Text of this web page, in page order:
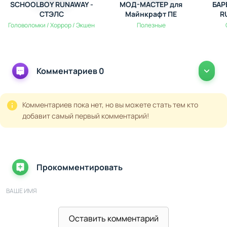
максимум от кооперативного опыта.
SCHOOLBOY RUNAWAY -
СТЭЛС
Головоломки / Хоррор / Экшен
МОД-МАСТЕР для
Майнкрафт ПЕ
Полезные
Комментариев 0
Комментариев пока нет, но вы можете стать тем кто
добавит самый первый комментарий!
Прокомментировать
ВАШЕ ИМЯ
Оставить комментарий